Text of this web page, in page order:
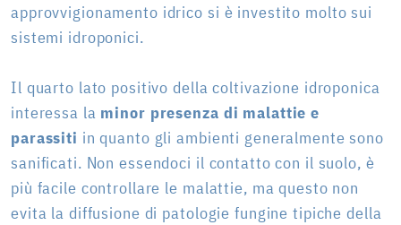
approvvigionamento idrico si è investito molto sui
sistemi idroponici.
Il quarto lato positivo della coltivazione idroponica
interessa la minor presenza di malattie e
parassiti in quanto gli ambienti generalmente sono
sanificati. Non essendoci il contatto con il suolo, è
più facile controllare le malattie, ma questo non
evita la diffusione di patologie fungine tipiche della